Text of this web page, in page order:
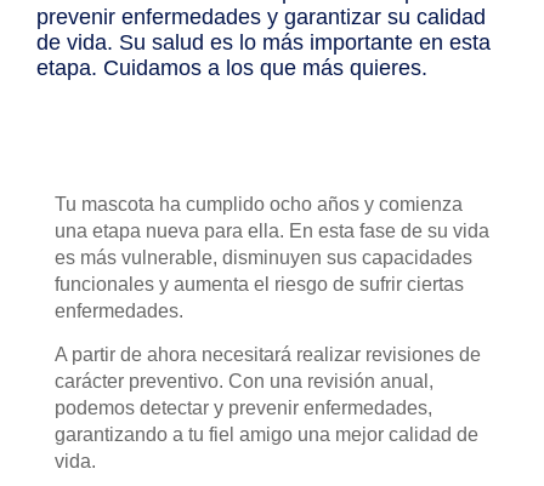
prevenir enfermedades y garantizar su calidad
de vida. Su salud es lo más importante en esta
etapa. Cuidamos a los que más quieres.
Tu mascota ha cumplido ocho años y comienza
una etapa nueva para ella. En esta fase de su vida
es más vulnerable, disminuyen sus capacidades
funcionales y aumenta el riesgo de sufrir ciertas
enfermedades.
A partir de ahora necesitará realizar revisiones de
carácter preventivo. Con una revisión anual,
podemos detectar y prevenir enfermedades,
garantizando a tu fiel amigo una mejor calidad de
vida.